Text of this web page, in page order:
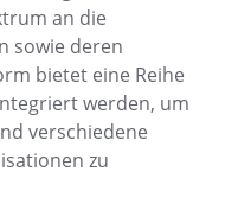
an die
sowie deren
bietet eine Reihe
werden, um
verschiedene
zu